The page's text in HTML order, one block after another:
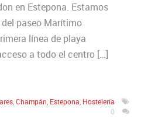
en Estepona. Estamos
paseo Marítimo
línea de playa
a todo el centro […]
Champán Estepona Hostelería
0